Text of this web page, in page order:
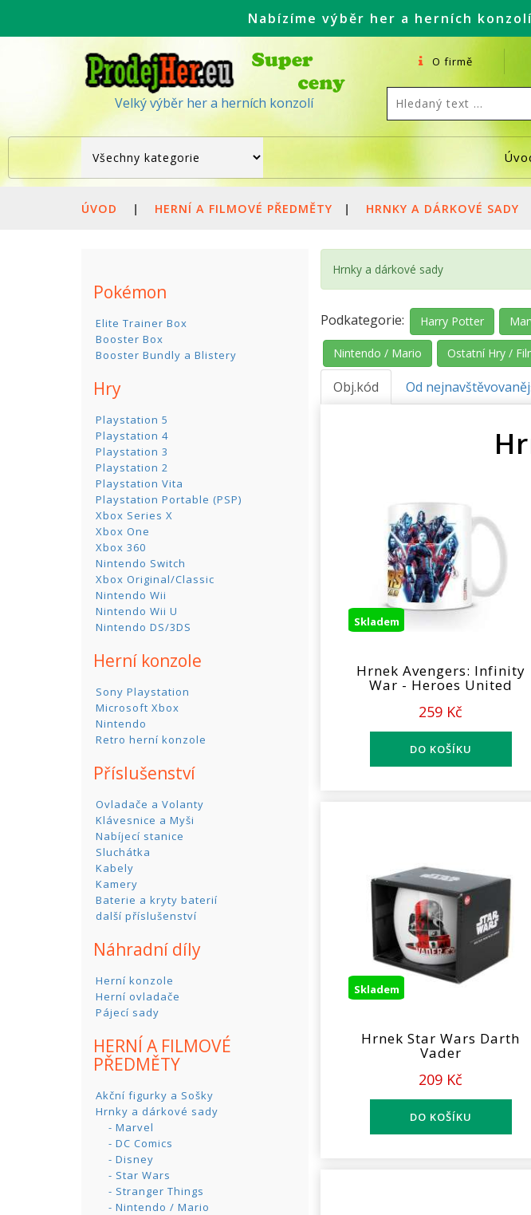
Nabízíme výběr her a herních
Velký výběr her a herních konzolí
O firmě
ÚVOD | HERNÍ A FILMOVÉ PŘEDMĚTY | HRNKY A DÁRKOVÉ SADY
Pokémon
Elite Trainer Box
Booster Box
Booster Bundly a Blistery
Hry
Playstation 5
Playstation 4
Playstation 3
Playstation 2
Playstation Vita
Playstation Portable (PSP)
Xbox Series X
Xbox One
Xbox 360
Nintendo Switch
Xbox Original/Classic
Nintendo Wii
Nintendo Wii U
Nintendo DS/3DS
Herní konzole
Sony Playstation
Microsoft Xbox
Nintendo
Retro herní konzole
Příslušenství
Ovladače a Volanty
Klávesnice a Myši
Nabíjecí stanice
Sluchátka
Kabely
Kamery
Baterie a kryty baterií
další příslušenství
Náhradní díly
Herní konzole
Herní ovladače
Pájecí sady
HERNÍ A FILMOVÉ
PŘEDMĚTY
Akční figurky a Sošky
Hrnky a dárkové sady
- Marvel
- DC Comics
- Disney
- Star Wars
- Stranger Things
- Nintendo / Mario
Hrnky a dárkové sady
Podkategorie: Harry Potter
Nintendo / Mario Ostatní Hry /
Obj.kód Od
Skladem
Hrnek Avengers: Infinity
War - Heroes United
259 Kč
Skladem
Hrnek Star Wars Darth
Vader
209 Kč